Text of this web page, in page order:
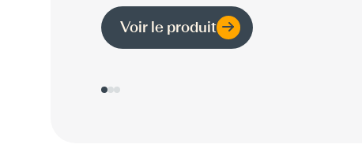
Voir le produit